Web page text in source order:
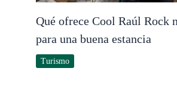
Qué ofrece Cool Raúl Rock
para una buena estancia
Turismo